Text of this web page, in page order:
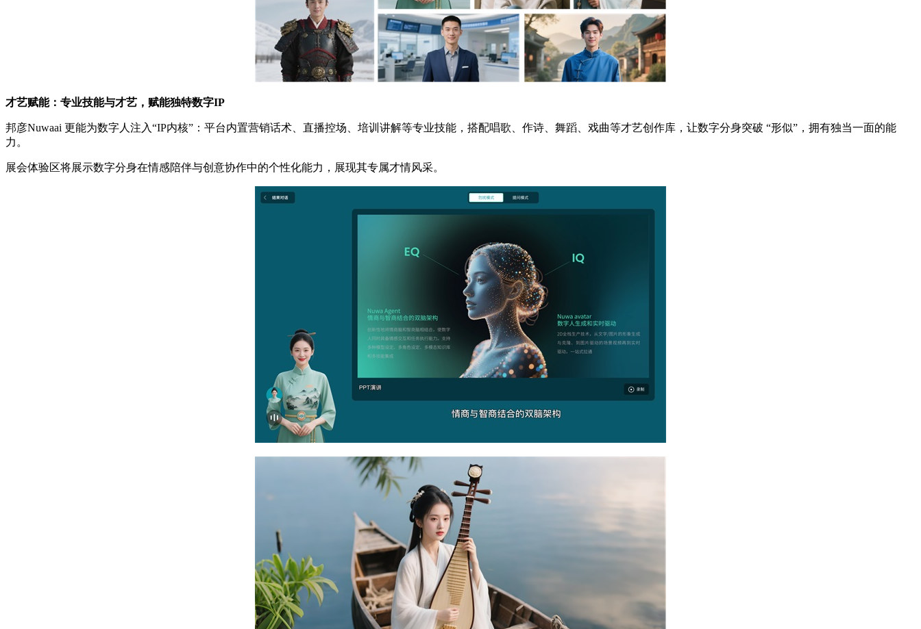
才艺赋能：专业技能与才艺，赋能独特数字IP
邦彦Nuwaai 更能为数字人注入“IP内核”：平台内置营销话术、直播控场、培训讲解等专业技能，搭配唱歌、作诗、舞蹈、戏曲等才艺创作库，让数字分身突破 “形似”，拥有独当一面的能
力。
展会体验区将展示数字分身在情感陪伴与创意协作中的个性化能力，展现其专属才情风采。